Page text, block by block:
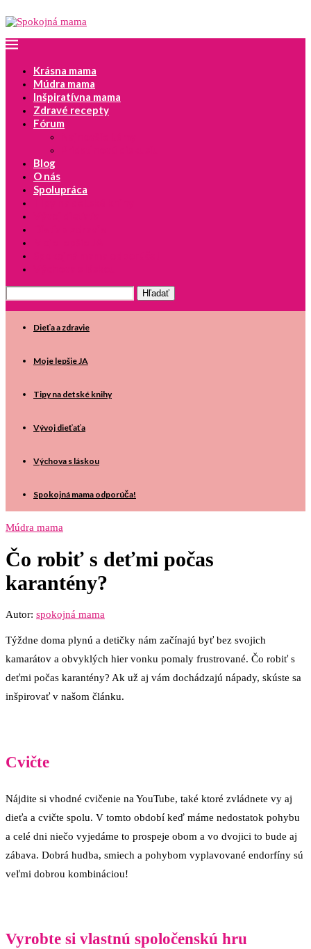
Krásna mama
Múdra mama
Inšpiratívna mama
Zdravé recepty
Fórum
Blog
O nás
Spolupráca
Dieťa a zdravie
Moje lepšie JA
Tipy na detské knihy
Vývoj dieťaťa
Výchova s láskou
Spokojná mama odporúča!
Múdra mama
Čo robiť s deťmi počas
karantény?
Autor: spokojná mama
Týždne doma plynú a detičky nám začínajú byť bez svojich
kamarátov a obvyklých hier vonku pomaly frustrované. Čo robiť s
deťmi počas karantény? Ak už aj vám dochádzajú nápady, skúste sa
inšpirovať v našom článku.
Cvičte
Nájdite si vhodné cvičenie na YouTube, také ktoré zvládnete vy aj
dieťa a cvičte spolu. V tomto období keď máme nedostatok pohybu
a celé dni niečo vyjedáme to prospeje obom a vo dvojici to bude aj
zábava. Dobrá hudba, smiech a pohybom vyplavované endorfíny sú
veľmi dobrou kombináciou!
Vyrobte si vlastnú spoločenskú hru